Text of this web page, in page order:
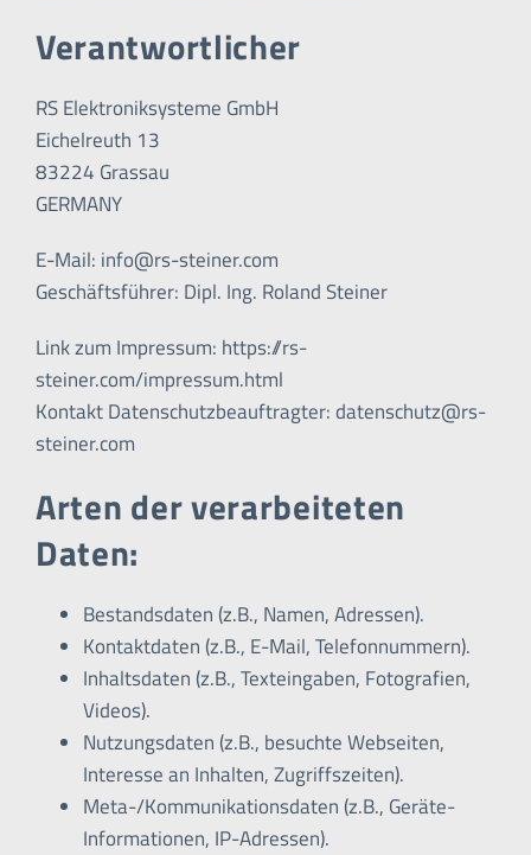
Verantwortlicher
RS Elektroniksysteme GmbH
Eichelreuth 13
83224 Grassau
GERMANY
E-Mail: info@rs-steiner.com
Geschäftsführer: Dipl. Ing. Roland Steiner
Link zum Impressum: https://rs-
steiner.com/impressum.html
Kontakt Datenschutzbeauftragter: datenschutz@rs-
steiner.com
Arten der verarbeiteten
Daten:
Bestandsdaten (z.B., Namen, Adressen).
Kontaktdaten (z.B., E-Mail, Telefonnummern).
Inhaltsdaten (z.B., Texteingaben, Fotografien,
Videos).
Nutzungsdaten (z.B., besuchte Webseiten,
Interesse an Inhalten, Zugriffszeiten).
Meta-/Kommunikationsdaten (z.B., Geräte-
Informationen, IP-Adressen).